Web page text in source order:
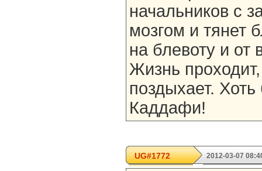
начальников с
мозгом и тянет
на блевоту и от
Жизнь
поздыхает.
Каддафи!
UG#1772 2012-03-07